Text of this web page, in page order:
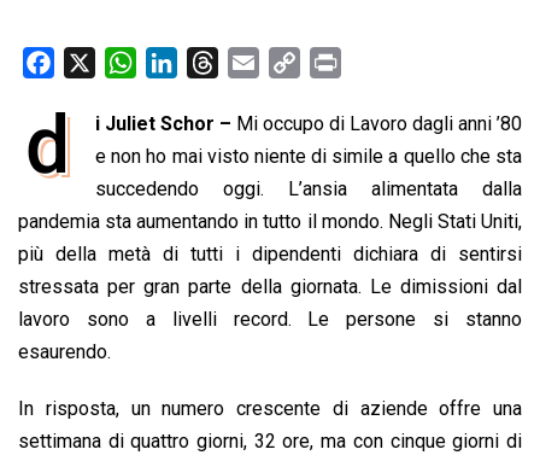
e
o
o
k
W
a
t
s
A
p
p
n
k
e
d
I
n
r
e
a
d
s
a
i
l
p
y
L
i
n
k
i
n
t
d i Juliet Schor – Mi occupo di Lavoro dagli anni ’80
e non ho mai visto niente di simile a quello che sta
succedendo oggi. L’ansia alimentata dalla
pandemia sta aumentando in tutto il mondo. Negli Stati Uniti,
più della metà di tutti i dipendenti dichiara di sentirsi
stressata per gran parte della giornata. Le dimissioni dal
lavoro sono a livelli record. Le persone si stanno
esaurendo.
In risposta, un numero crescente di aziende offre una
settimana di quattro giorni, 32 ore, ma con cinque giorni di